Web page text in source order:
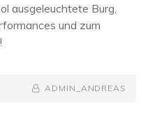
ausgeleuchtete Burg,
und zum
BY
BYLINE
ADMIN_ANDREAS